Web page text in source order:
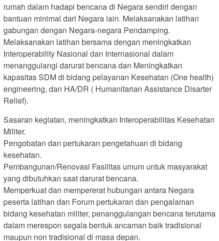
rumah dalam hadapi bencana di Negara sendiri dengan
bantuan minimal dari Negara lain. Melaksanakan latihan
gabungan dengan Negara-negara Pendamping.
Melaksanakan latihan bersama dengan meningkatkan
Interoperability Nasional dan Internasional dalam
menanggulangi darurat bencana dan Meningkatkan
kapasitas SDM di bidang pelayanan Kesehatan (One health)
engineering, dan HA/DR ( Humanitarian Assistance Disarter
Relief).
Sasaran kegiatan, meningkatkan Interoperabilitas Kesehatan
Militer.
Pengobatan dan pertukaran pengetahuan di bidang
kesehatan.
Pembangunan/Renovasi Fasilitas umum untuk masyarakat
yang dibutuhkan saat darurat bencana.
Memperkuat dan mempererat hubungan antara Negara
peserta latihan dan Forum pertukaran dan pengalaman
bidang kesehatan militer, penanggulangan bencana terutama
dalam merespon segala bentuk ancaman baik tradisional
maupun non tradisional di masa depan.